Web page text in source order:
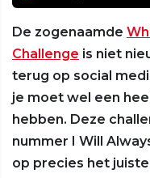
De zogenaamde
Challenge is niet
terug op social
je moet wel een
hebben. Deze
nummer I Will
op precies het